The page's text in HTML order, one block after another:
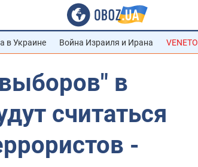
в Украине Война Израиля и Ирана VENETO
в
считаться
-